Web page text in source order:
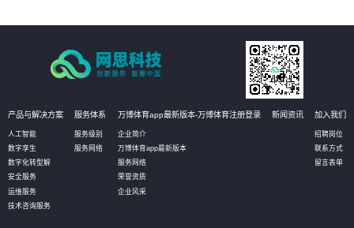
产品与解决方案
人工智能
数字孪生
数字化转型解
安全服务
运维服务
技术咨询服务
服务体系
服务级别
服务网络
万博体育app最新版本-万博体育注册登录
企业简介
万博体育app最新版本
服务网络
荣誉资质
企业风采
新闻资讯 加入我们
招聘岗位
联系方式
留言表单